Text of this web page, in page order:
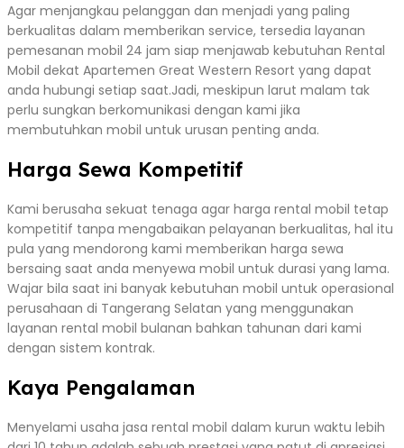
Agar menjangkau pelanggan dan menjadi yang paling
berkualitas dalam memberikan service, tersedia layanan
pemesanan mobil 24 jam siap menjawab kebutuhan Rental
Mobil dekat Apartemen Great Western Resort yang dapat
anda hubungi setiap saat.Jadi, meskipun larut malam tak
perlu sungkan berkomunikasi dengan kami jika
membutuhkan mobil untuk urusan penting anda.
Harga Sewa Kompetitif
Kami berusaha sekuat tenaga agar harga rental mobil tetap
kompetitif tanpa mengabaikan pelayanan berkualitas, hal itu
pula yang mendorong kami memberikan harga sewa
bersaing saat anda menyewa mobil untuk durasi yang lama.
Wajar bila saat ini banyak kebutuhan mobil untuk operasional
perusahaan di Tangerang Selatan yang menggunakan
layanan rental mobil bulanan bahkan tahunan dari kami
dengan sistem kontrak.
Kaya Pengalaman
Menyelami usaha jasa rental mobil dalam kurun waktu lebih